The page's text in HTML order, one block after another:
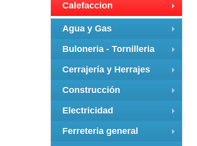
+
Calefaccion
Agua y Gas
Buloneria - Tornilleria
Cerrajería y Herrajes
Construcción
Electricidad
Ferreteria general